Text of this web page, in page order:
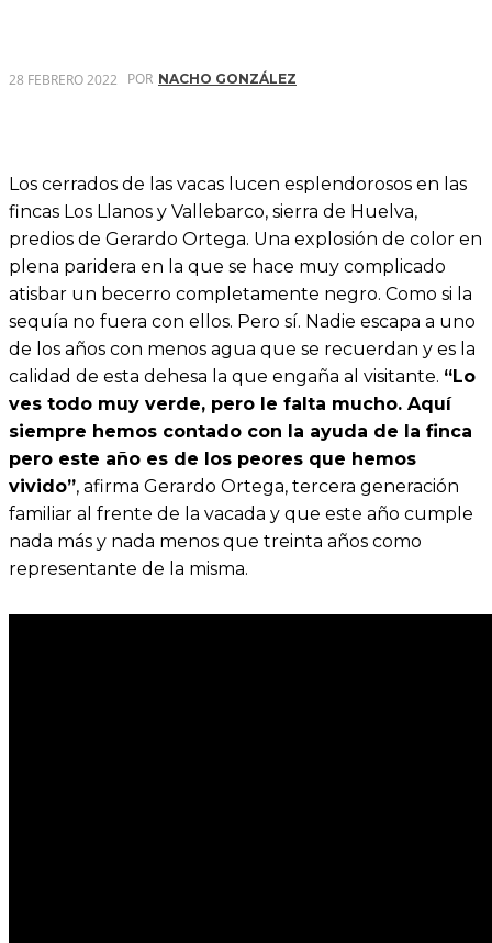
28 FEBRERO 2022 POR NACHO GONZÁLEZ
Los cerrados de las vacas lucen esplendorosos en las
fincas Los Llanos y Vallebarco, sierra de Huelva,
predios de Gerardo Ortega. Una explosión de color en
plena paridera en la que se hace muy complicado
atisbar un becerro completamente negro. Como si la
sequía no fuera con ellos. Pero sí. Nadie escapa a uno
de los años con menos agua que se recuerdan y es la
calidad de esta dehesa la que engaña al visitante. “Lo
ves todo muy verde, pero le falta mucho. Aquí
siempre hemos contado con la ayuda de la finca
pero este año es de los peores que hemos
vivido”, afirma Gerardo Ortega, tercera generación
familiar al frente de la vacada y que este año cumple
nada más y nada menos que treinta años como
representante de la misma.